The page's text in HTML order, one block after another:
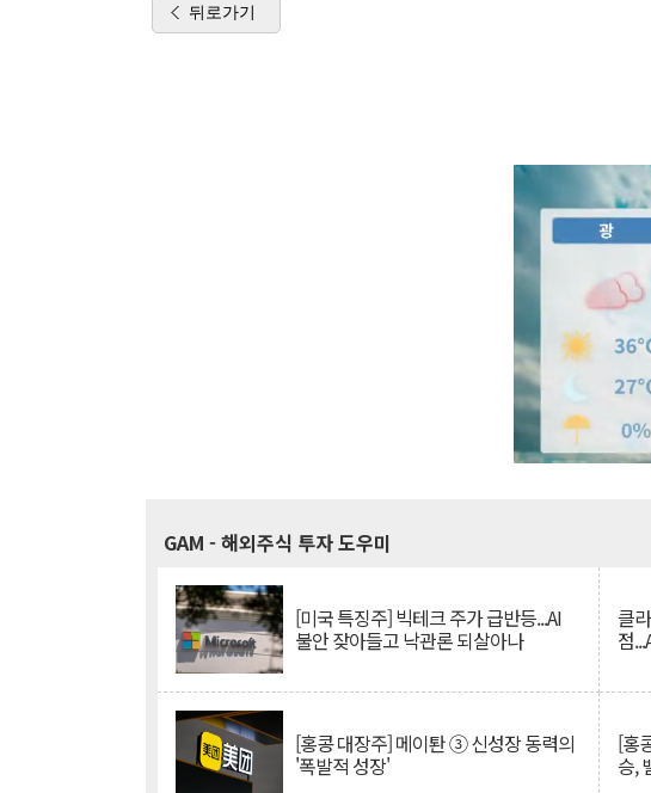
뒤로가기
GAM - 해외주식 투자 도우미
[미국 특징주] 빅테크 주가 급반등...AI
불안 잦아들고 낙관론 되살아나
클
점
[홍콩 대장주] 메이퇀 ③ 신성장 동력의
'폭발적 성장'
[홍
승,